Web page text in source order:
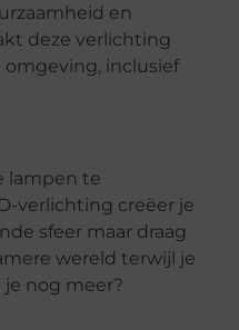
en
deze verlichting
omgeving, inclusief
lampen te
verlichting creëer je
sfeer maar draag
wereld terwijl je
je nog meer?